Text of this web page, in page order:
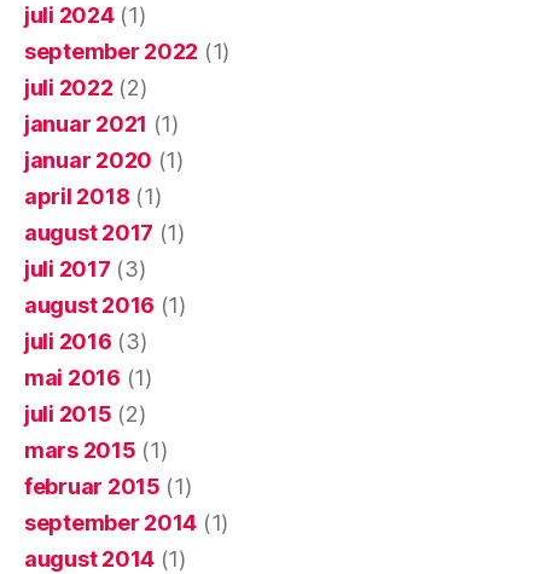
juli 2024(1)
september 2022 (1)
juli 2022 (2)
januar 2021 (1)
januar 2020 (1)
april 2018 (1)
august 2017 (1)
juli 2017 (3)
august 2016 (1)
juli 2016 (3)
mai 2016 (1)
juli 2015 (2)
mars 2015 (1)
februar 2015 (1)
september 2014 (1)
august 2014 (1)